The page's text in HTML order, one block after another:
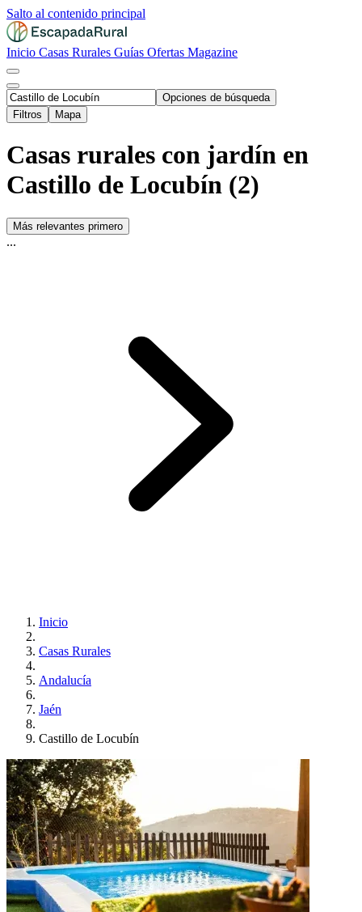
Salto al contenido principal
Inicio Casas Rurales Guías Ofertas Magazine
Opciones de búsqueda
Filtros
Mapa
Casas rurales con jardín en
Castillo de Locubín (2)
Más relevantes primero
...
Inicio
Casas Rurales
Andalucía
Jaén
Castillo de Locubín